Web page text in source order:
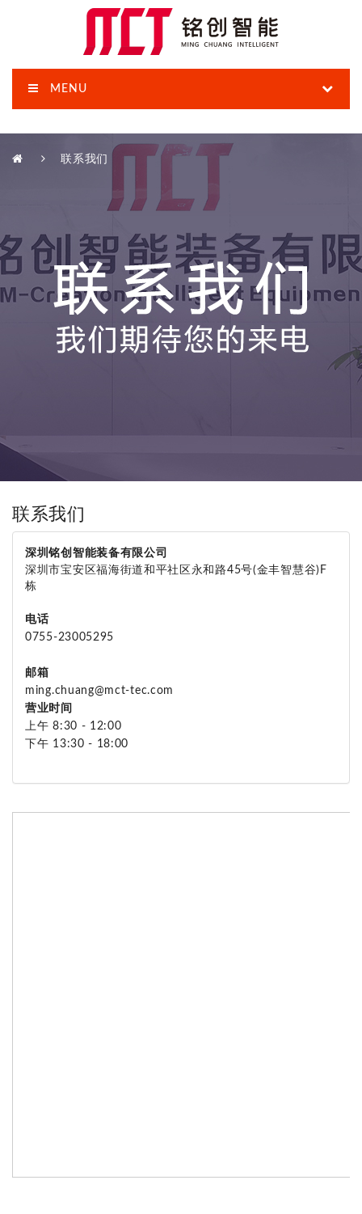
MENU
联系我们
联系我们
深圳铭创智能装备有限公司
深圳市宝安区福海街道和平社区永和路45号(金丰智慧谷)F
栋
电话
0755-23005295
邮箱
ming.chuang@mct-tec.com
营业时间
上午 8:30 - 12:00
下午 13:30 - 18:00